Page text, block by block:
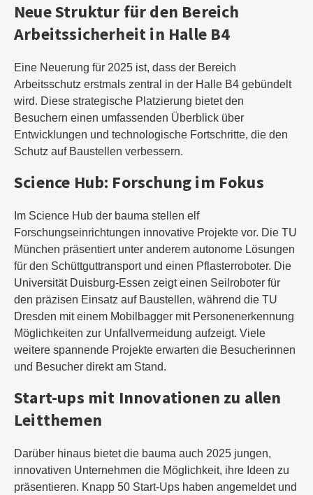
Neue Struktur für den Bereich
Arbeitssicherheit in Halle B4
Eine Neuerung für 2025 ist, dass der Bereich
Arbeitsschutz erstmals zentral in der Halle B4 gebündelt
wird. Diese strategische Platzierung bietet den
Besuchern einen umfassenden Überblick über
Entwicklungen und technologische Fortschritte, die den
Schutz auf Baustellen verbessern.
Science Hub: Forschung im Fokus
Im Science Hub der bauma stellen elf
Forschungseinrichtungen innovative Projekte vor. Die TU
München präsentiert unter anderem autonome Lösungen
für den Schüttguttransport und einen Pflasterroboter. Die
Universität Duisburg-Essen zeigt einen Seilroboter für
den präzisen Einsatz auf Baustellen, während die TU
Dresden mit einem Mobilbagger mit Personenerkennung
Möglichkeiten zur Unfallvermeidung aufzeigt. Viele
weitere spannende Projekte erwarten die Besucherinnen
und Besucher direkt am Stand.
Start-ups mit Innovationen zu allen
Leitthemen
Darüber hinaus bietet die bauma auch 2025 jungen,
innovativen Unternehmen die Möglichkeit, ihre Ideen zu
präsentieren. Knapp 50 Start-Ups haben angemeldet und